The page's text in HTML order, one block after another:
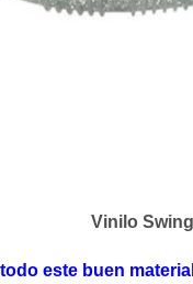
Vinilo
este buen